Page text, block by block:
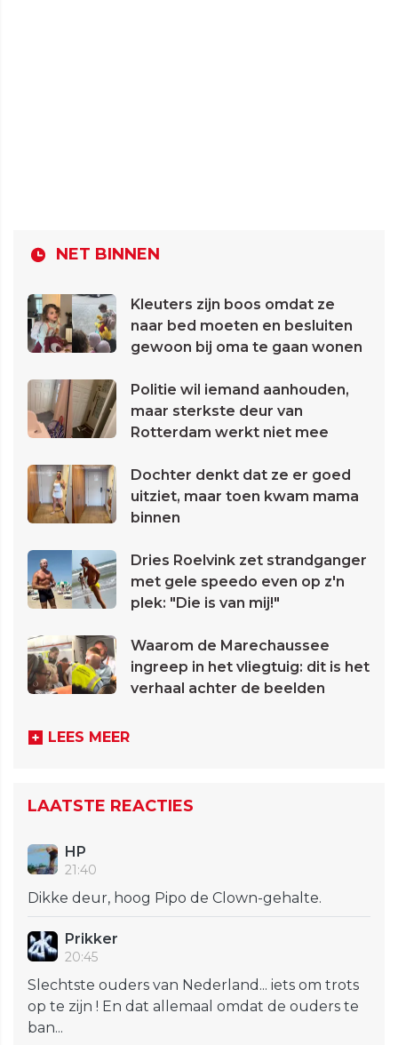
NET BINNEN
Kleuters zijn boos omdat ze
naar bed moeten en besluiten
gewoon bij oma te gaan wonen
Politie wil iemand aanhouden,
maar sterkste deur van
Rotterdam werkt niet mee
Dochter denkt dat ze er goed
uitziet, maar toen kwam mama
binnen
Dries Roelvink zet strandganger
met gele speedo even op z'n
plek: "Die is van mij!"
Waarom de Marechaussee
ingreep in het vliegtuig: dit is het
verhaal achter de beelden
LEES MEER
LAATSTE REACTIES
HP
21:40
Dikke deur, hoog Pipo de Clown-gehalte.
Prikker
20:45
Slechtste ouders van Nederland... iets om trots
op te zijn ! En dat allemaal omdat de ouders te
ban...